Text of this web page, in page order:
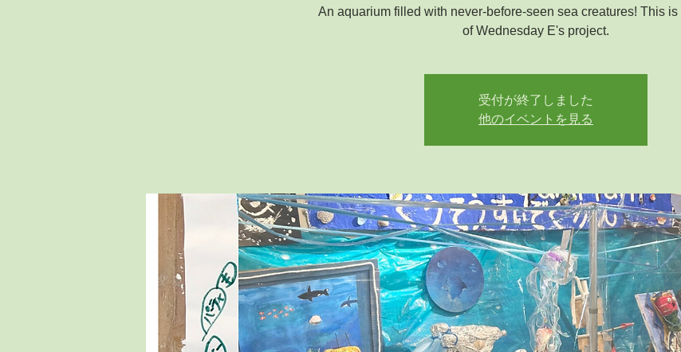
An aquarium filled with never-before-seen sea creatures! This
of Wednesday E's project.
受付が終了しました
他のイベントを見る